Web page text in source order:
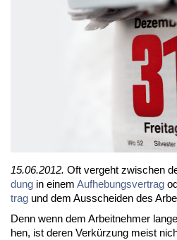
15.06.2012. Oft ver­geht zwi­schen
dung in ei­nem Auf­he­bungs­ver­trag
trag und dem Aus­schei­den des
Denn wenn dem Ar­beit­neh­mer lan­ge
hen, ist de­ren Ver­kür­zung meist